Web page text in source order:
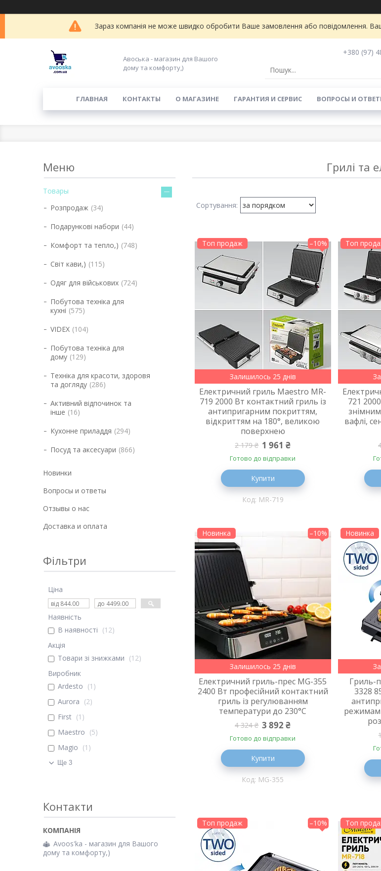
Зараз компанія не може швидко обробити Ваше замовлення або повідомлення.
Авоська - магазин для Вашого
дому та комфорту,)
+380 (97)
ГЛАВНАЯ КОНТАКТЫ О МАГАЗИНЕ ГАРАНТИЯ И СЕРВИС ВОПРОСЫ И
Грилі та
Топ продаж –10%
Залишилось 25 днів
Електричний гриль Maestro MR-
719 2000 Вт контактний гриль із
антипригарним покриттям,
відкриттям на 180°, великою
поверхнею
2 179 ₴ 1 961 ₴
Готово до відправки
Купити
MR-719
Топ
721
вафлі,
Новинка –10%
Залишилось 25 днів
Електричний гриль-прес MG-355
2400 Вт професійний контактний
гриль із регулюванням
температури до 230°C
4 324 ₴ 3 892 ₴
Готово до відправки
Купити
MG-355
Новинка
Гриль-
3328
Топ продаж –10% Топ
Товары
Розпродаж 34
Подарункові набори 44
Комфорт та тепло,) 748
Світ кави,) 115
Одяг для військових 724
Побутова техніка для
кухні 575
VIDEX 104
Побутова техніка для
дому 129
Техніка для красоти, здоровя
та догляду 286
Активний відпочинок та
інше 16
Кухонне приладдя 294
Посуд та аксесуари 866
Новинки
Вопросы и ответы
Отзывы о нас
Доставка и оплата
Фільтри
Ціна
Наявність
В наявності
12
Акція
Товари зі знижками
12
Виробник
Ardesto
1
Aurora
2
First
1
Maestro
5
Magio
1
Ще 3
Контакти
Avoos'ka - магазин для Вашого
дому та комфорту,)